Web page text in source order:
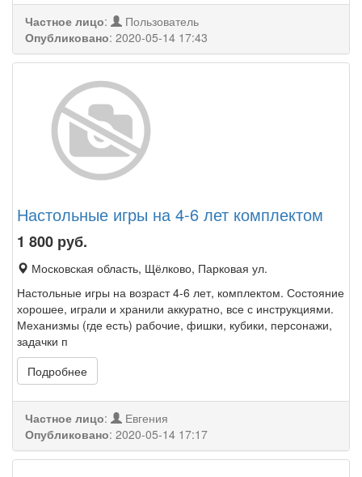
Частное лицо:
Пользователь
Опубликовано: 2020-05-14 17:43
Настольные игры на 4-6 лет комплектом
1 800 руб.
Московская область, Щёлково, Парковая ул.
Настольные игры на возраст 4-6 лет, комплектом. Состояние
хорошее, играли и хранили аккуратно, все с инструкциями.
Механизмы (где есть) рабочие, фишки, кубики, персонажи,
задачки п
Подробнее
Частное лицо:
Евгения
Опубликовано: 2020-05-14 17:17